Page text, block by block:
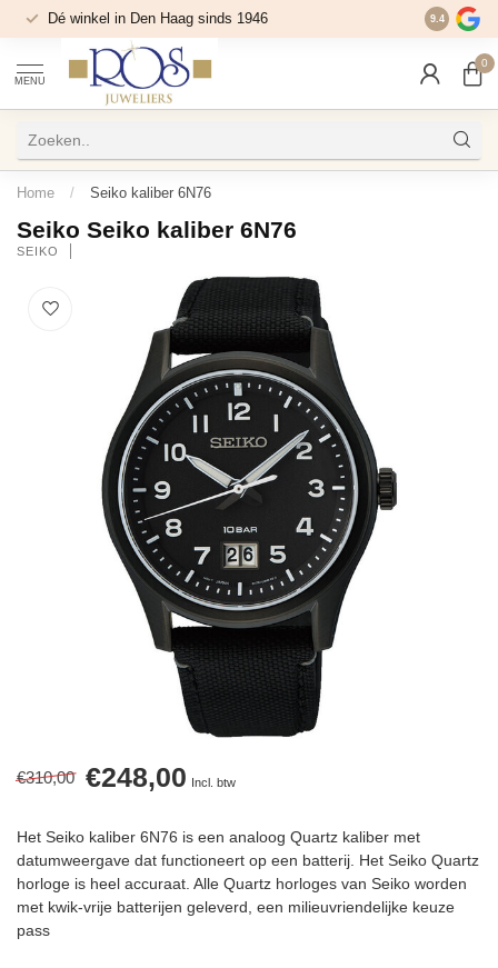
Dé winkel in Den Haag sinds 1946 9.4
MENU
0
Home / Seiko kaliber 6N76
Seiko Seiko kaliber 6N76
SEIKO
€310,00 €248,00 Incl. btw
Het Seiko kaliber 6N76 is een analoog Quartz kaliber met
datumweergave dat functioneert op een batterij. Het Seiko Quartz
horloge is heel accuraat. Alle Quartz horloges van Seiko worden
met kwik-vrije batterijen geleverd, een milieuvriendelijke keuze
pass